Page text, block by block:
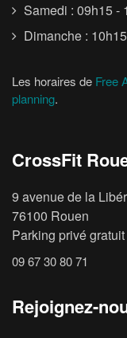
Samedi : 09h15 -
Dimanche :
Les horaires de Free
planning.
CrossFit
9 avenue de la
76100 Rouen
Parking privé
09 67 30 80 71
Rejoignez-